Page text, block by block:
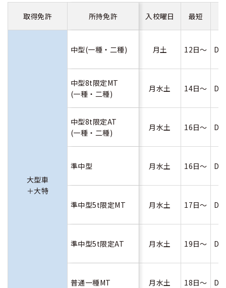
取得免許 所持免許 入校曜日 最短
大型車
＋大特
中型(一種・二種) 月土 12日～
中型8t限定MT
(一種・二種)
月水土 14日～
中型8t限定AT
(一種・二種)
月水土 16日～
準中型 月水土 16日～
準中型5t限定MT 月水土 17日～
準中型5t限定AT 月水土 19日～
普通一種MT 月水土 18日～